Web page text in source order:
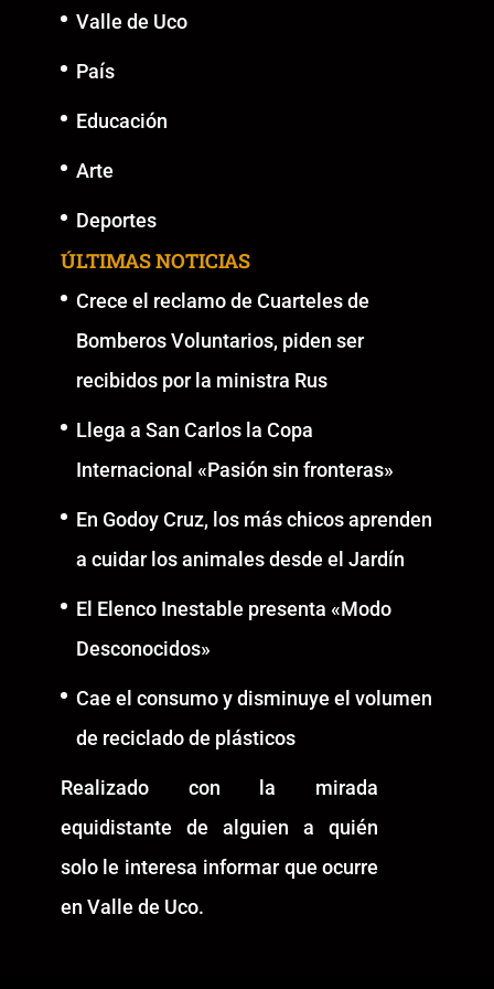
Valle de Uco
País
Educación
Arte
Deportes
ÚLTIMAS NOTICIAS
Crece el reclamo de Cuarteles de
Bomberos Voluntarios, piden ser
recibidos por la ministra Rus
Llega a San Carlos la Copa
Internacional «Pasión sin fronteras»
En Godoy Cruz, los más chicos aprenden
a cuidar los animales desde el Jardín
El Elenco Inestable presenta «Modo
Desconocidos»
Cae el consumo y disminuye el volumen
de reciclado de plásticos
Realizado con la mirada
equidistante de alguien a quién
solo le interesa informar que ocurre
en Valle de Uco.